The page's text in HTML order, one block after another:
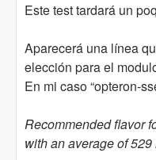
Este test tardará un
Aparecerá una línea
elección para el
En mi caso “opteron-
Recommended flavor
with an average of